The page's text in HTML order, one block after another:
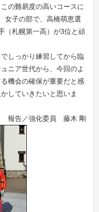
の難易度の高いコースに
女子の部で、高橋萌恵選
（札幌第一高）が3位と頑
しっかり練習してから臨
ニア世代から、今回のよ
機会の確保が重要だと感
していきたいと思いま
報告／強化委員 藤木 剛